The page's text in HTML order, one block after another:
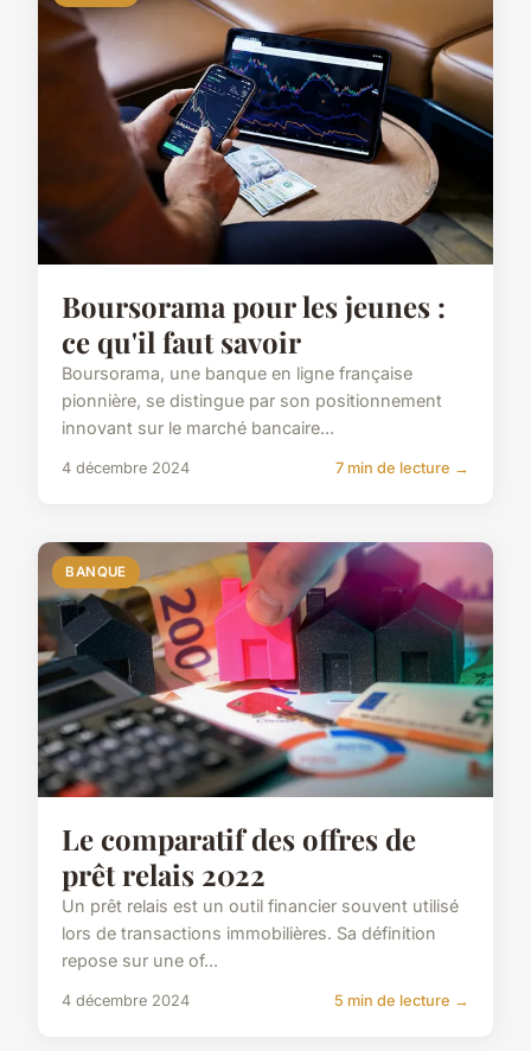
Boursorama pour les jeunes :
ce qu'il faut savoir
Boursorama, une banque en ligne française
pionnière, se distingue par son positionnement
innovant sur le marché bancaire...
4 décembre 2024 7 min de lecture →
BANQUE
Le comparatif des offres de
prêt relais 2022
Un prêt relais est un outil financier souvent utilisé
lors de transactions immobilières. Sa définition
repose sur une of...
4 décembre 2024 5 min de lecture →